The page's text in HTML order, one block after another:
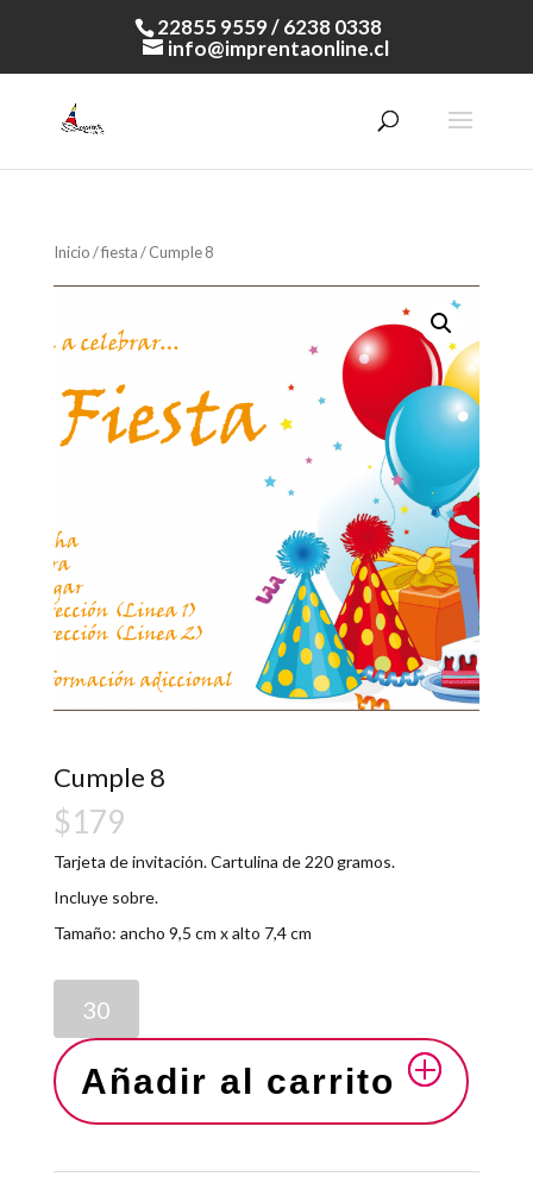
22855 9559 / 6238 0338
info@imprentaonline.cl
Inicio/fiesta/ Cumple 8
Cumple 8
$179
Tarjeta de invitación. Cartulina de 220 gramos.
Incluye sobre.
Tamaño: ancho 9,5 cm x alto 7,4 cm
Añadir al carrito